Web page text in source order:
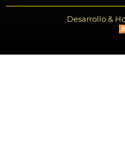
Desarrollo &